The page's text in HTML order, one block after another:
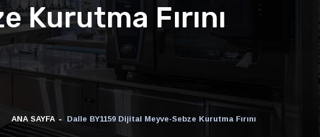
Kurutma Fırını
ANA SAYFA Dalle BY1159 Dijital Meyve-Sebze Kurutma Fırını